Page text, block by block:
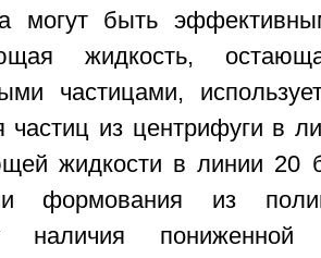
могут быть
жидкость,
частицами,
частиц из центрифуги в
жидкости в линии 20
формования из
наличия